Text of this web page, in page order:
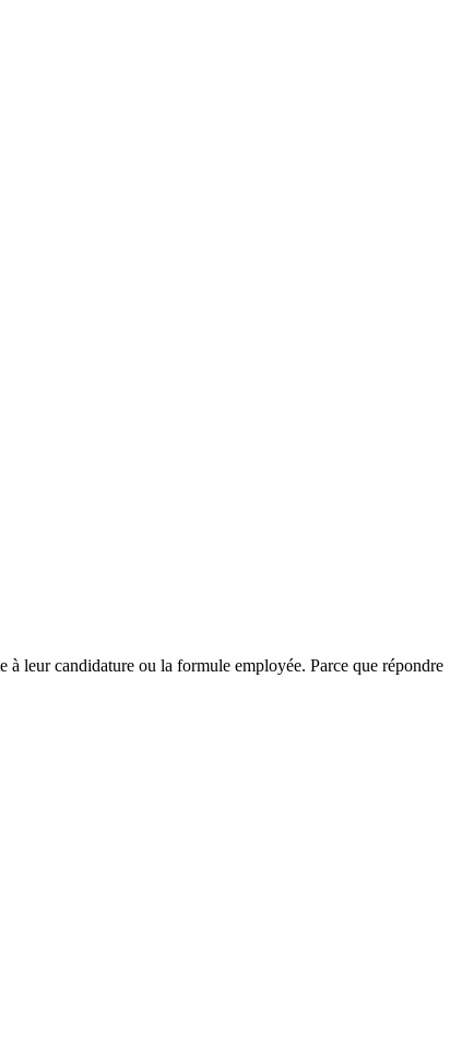
à leur candidature ou la formule employée. Parce que répondre